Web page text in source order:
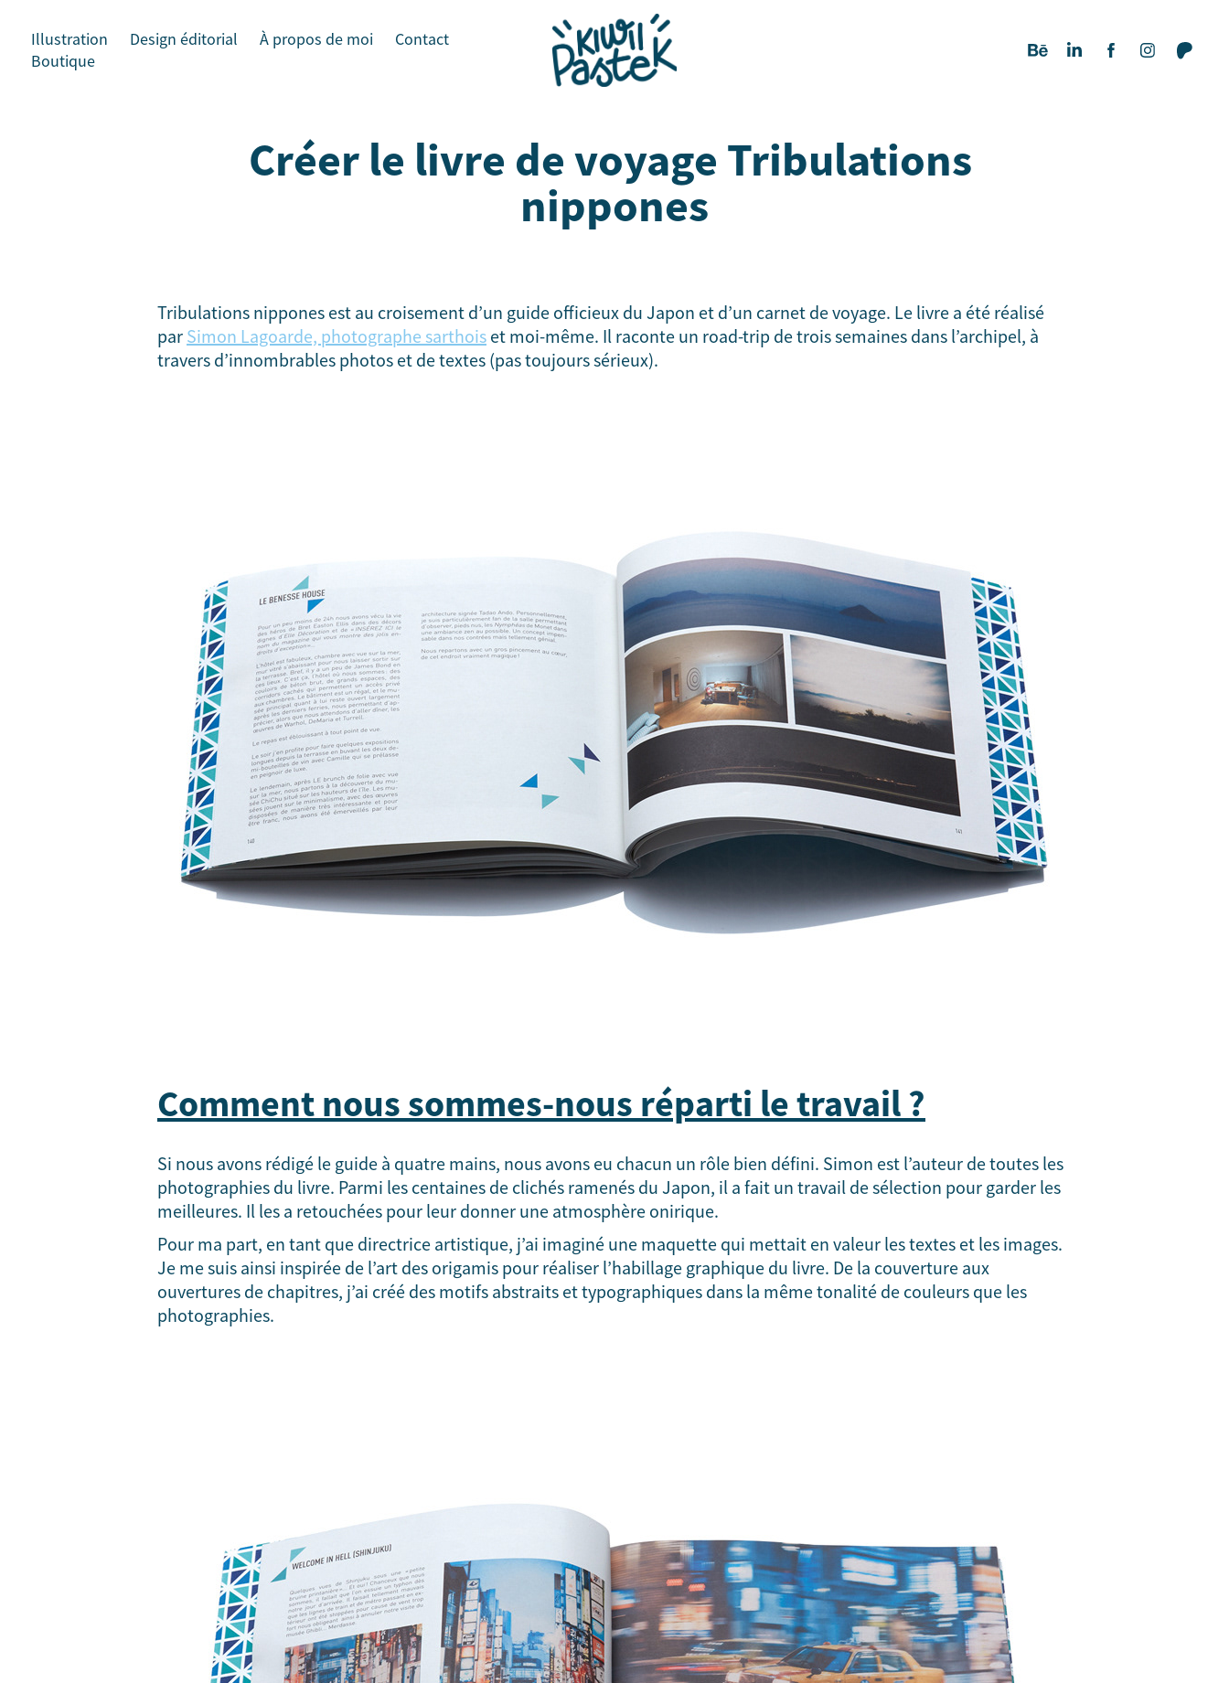
Illustration Design éditorial À propos de moi
Contact
Boutique
Créer le livre de voyage Tribulations
nippones
Tribulations nippones est au croisement d’un guide officieux du Japon et d’un carnet de voyage. Le livre a été réalisé
par Simon Lagoarde, photographe sarthois et moi-même. Il raconte un road-trip de trois semaines dans l’archipel, à
travers d’innombrables photos et de textes (pas toujours sérieux).
Comment nous sommes-nous réparti le travail ?
Si nous avons rédigé le guide à quatre mains, nous avons eu chacun un rôle bien défini. Simon est l’auteur de toutes les
photographies du livre. Parmi les centaines de clichés ramenés du Japon, il a fait un travail de sélection pour garder les
meilleures. Il les a retouchées pour leur donner une atmosphère onirique.
Pour ma part, en tant que directrice artistique, j’ai imaginé une maquette qui mettait en valeur les textes et les images.
Je me suis ainsi inspirée de l’art des origamis pour réaliser l’habillage graphique du livre. De la couverture aux
ouvertures de chapitres, j’ai créé des motifs abstraits et typographiques dans la même tonalité de couleurs que les
photographies.